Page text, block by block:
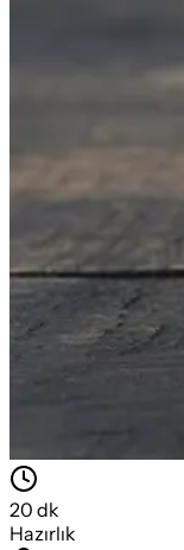
20 dk
Hazırlık